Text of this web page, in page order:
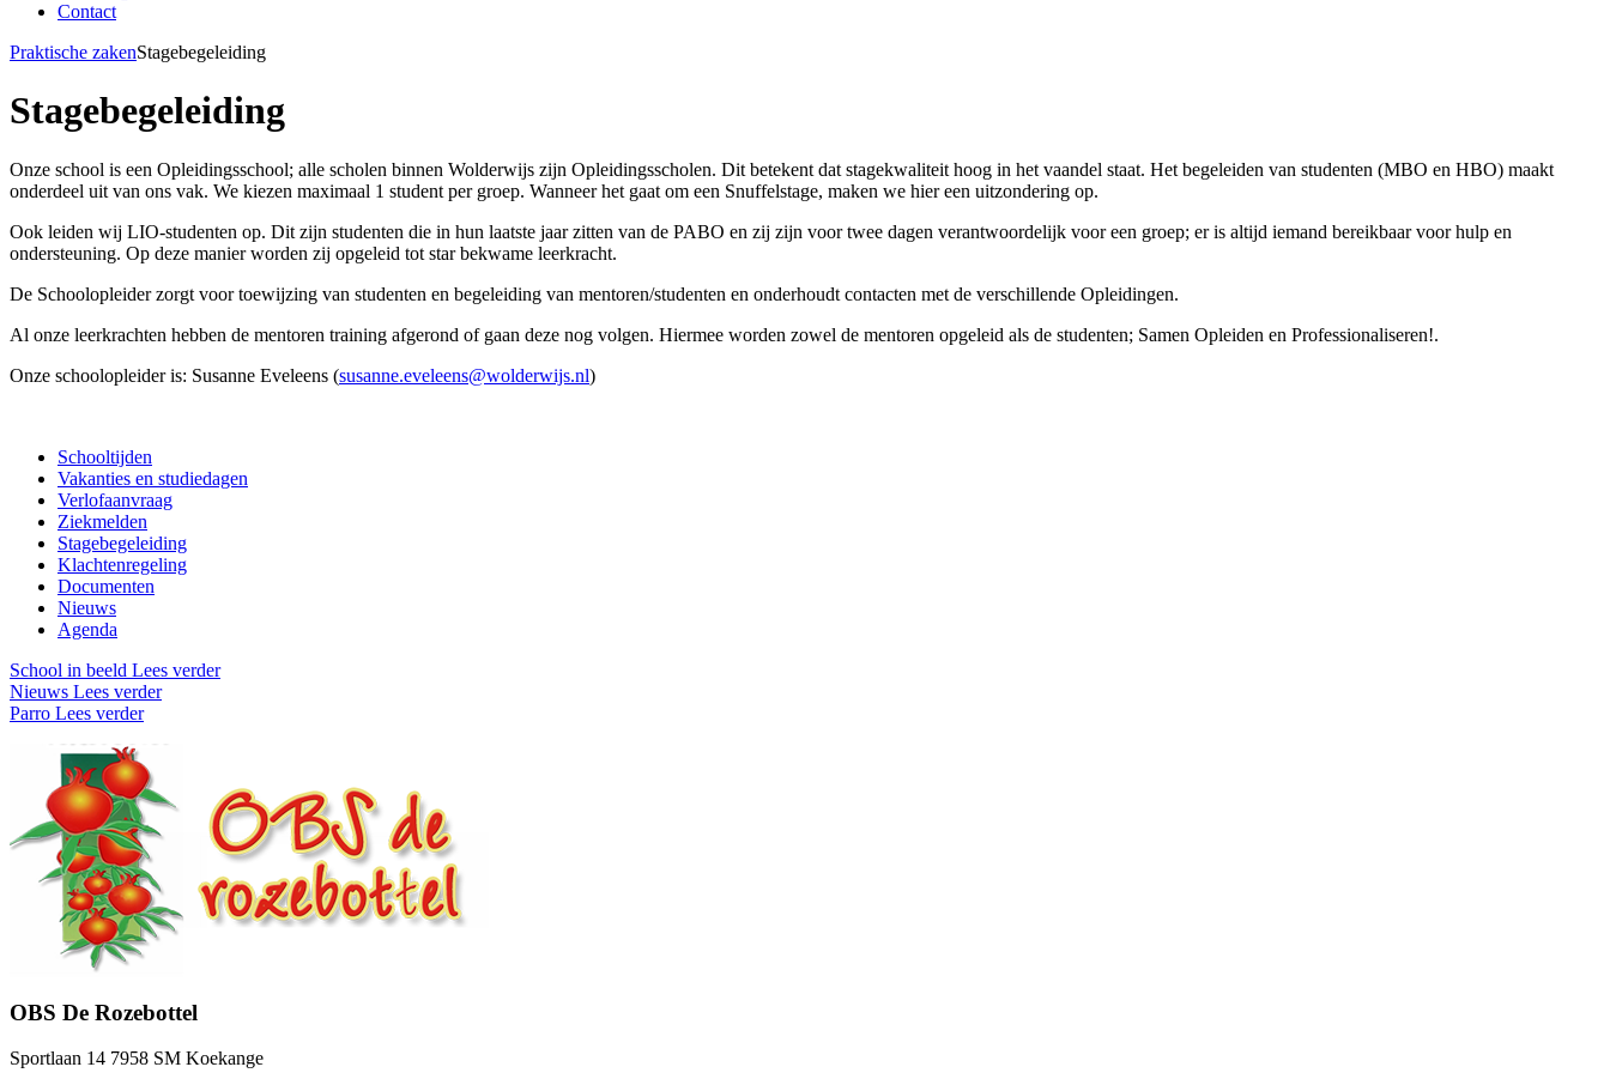
Contact
Praktische zakenStagebegeleiding
Stagebegeleiding
Onze school is een Opleidingsschool; alle scholen binnen Wolderwijs zijn Opleidingsscholen. Dit betekent dat stagekwaliteit hoog in het vaandel staat. Het begeleiden van studenten (MBO en HBO) maakt
onderdeel uit van ons vak. We kiezen maximaal 1 student per groep. Wanneer het gaat om een Snuffelstage, maken we hier een uitzondering op.
Ook leiden wij LIO-studenten op. Dit zijn studenten die in hun laatste jaar zitten van de PABO en zij zijn voor twee dagen verantwoordelijk voor een groep; er is altijd iemand bereikbaar voor hulp en
ondersteuning. Op deze manier worden zij opgeleid tot star bekwame leerkracht.
De Schoolopleider zorgt voor toewijzing van studenten en begeleiding van mentoren/studenten en onderhoudt contacten met de verschillende Opleidingen.
Al onze leerkrachten hebben de mentoren training afgerond of gaan deze nog volgen. Hiermee worden zowel de mentoren opgeleid als de studenten; Samen Opleiden en Professionaliseren!.
Onze schoolopleider is: Susanne Eveleens (susanne.eveleens@wolderwijs.nl)
Schooltijden
Vakanties en studiedagen
Verlofaanvraag
Ziekmelden
Stagebegeleiding
Klachtenregeling
Documenten
Nieuws
Agenda
School in beeld Lees verder
Nieuws Lees verder
Parro Lees verder
OBS De Rozebottel
Sportlaan 14 7958 SM Koekange